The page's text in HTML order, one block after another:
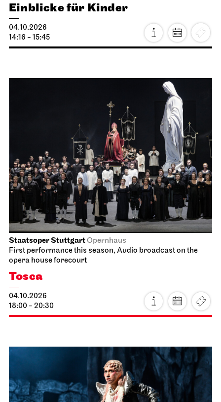
Einblicke für Kinder
04.10.2026
14:16 - 15:45
Staatsoper StuttgartOpernhaus
First performance this season, Audio broadcast on the
opera house forecourt
Tosca
04.10.2026
18:00 - 20:30